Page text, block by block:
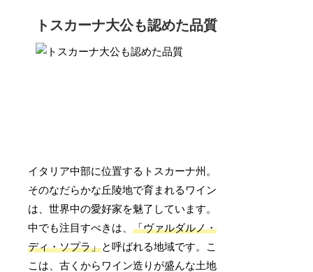
トスカーナ大公も認めた品質
イタリア中部に位置するトスカーナ州。
そのなだらかな丘陵地で育まれるワイン
は、世界中の愛好家を魅了しています。
中でも注目すべきは、「ヴァルダルノ・
ディ・ソプラ」と呼ばれる地域です。こ
こは、古くからワイン造りが盛んな土地